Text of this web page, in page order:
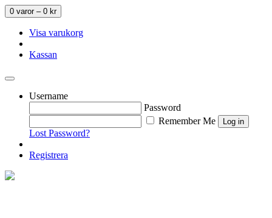
0 varor – 0 kr
Visa varukorg
Kassan
Username
Password
Remember Me
Lost Password?
Registrera